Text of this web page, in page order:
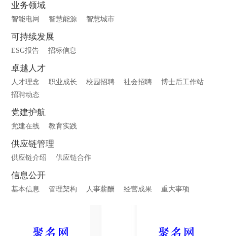
业务领域
智能电网 智慧能源 智慧城市
可持续发展
ESG报告 招标信息
卓越人才
人才理念 职业成长 校园招聘 社会招聘
博士后工作站
招聘动态
党建护航
党建在线 教育实践
供应链管理
供应链介绍 供应链合作
信息公开
基本信息 管理架构 人事薪酬 经营成果 重大事项